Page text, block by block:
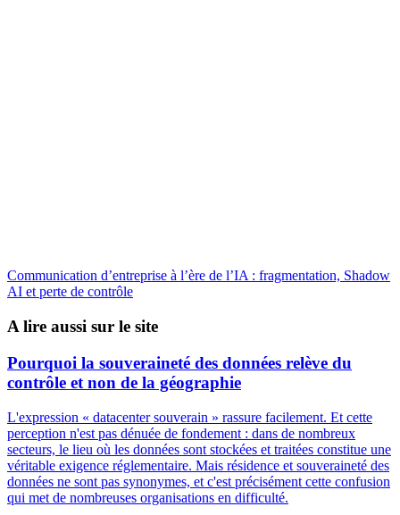
Communication d’entreprise à l’ère de l’IA : fragmentation, Shadow
AI et perte de contrôle
A lire aussi sur le site
Pourquoi la souveraineté des données relève du
contrôle et non de la géographie
L'expression « datacenter souverain » rassure facilement. Et cette
perception n'est pas dénuée de fondement : dans de nombreux
secteurs, le lieu où les données sont stockées et traitées constitue une
véritable exigence réglementaire. Mais résidence et souveraineté des
données ne sont pas synonymes, et c'est précisément cette confusion
qui met de nombreuses organisations en difficulté.